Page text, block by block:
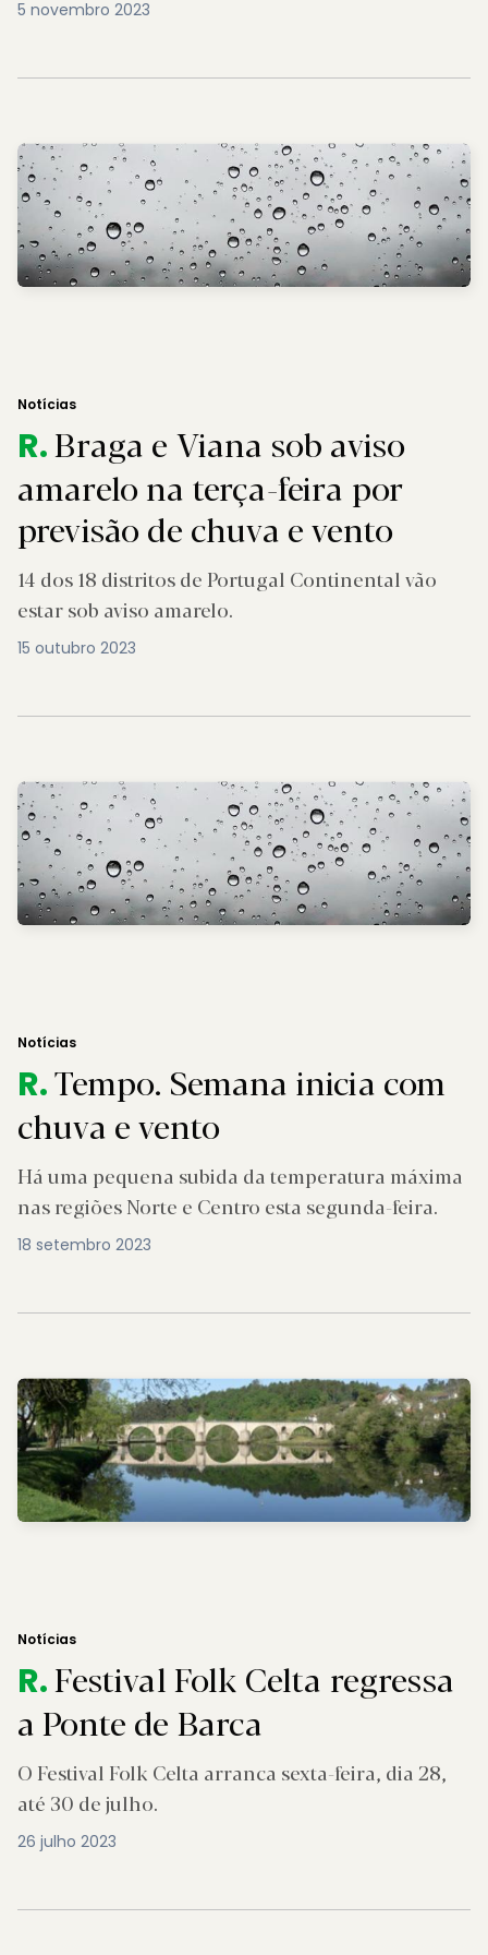
5 novembro 2023
Notícias
R.Braga e Viana sob aviso
amarelo na terça-feira por
previsão de chuva e vento
14 dos 18 distritos de Portugal Continental vão
estar sob aviso amarelo.
15 outubro 2023
Notícias
R.Tempo. Semana inicia com
chuva e vento
Há uma pequena subida da temperatura máxima
nas regiões Norte e Centro esta segunda-feira.
18 setembro 2023
Notícias
R.Festival Folk Celta regressa
a Ponte de Barca
O Festival Folk Celta arranca sexta-feira, dia 28,
até 30 de julho.
26 julho 2023